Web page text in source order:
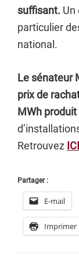
suffisant. Un
particulier
national.
Le sénateur
prix de
MWh produit
Retrouvez ICI
Partager :
E-mail
Imprimer